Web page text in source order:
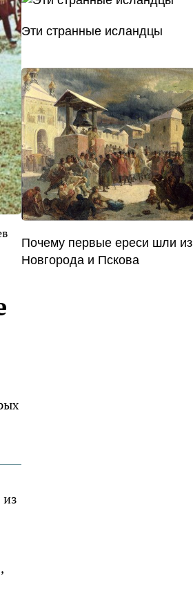
Эти странные исландцы
Почему первые ереси шли из
Новгорода и Пскова